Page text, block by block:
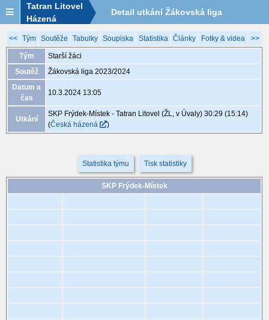
Tatran Litovel
Házená
Detail utkání Žákovská liga
2023/2024, XGB156, 10.3. 13:05
<< Tým Soutěže Tabulky Soupiska Statistika Články Fotky & videa >>
Tým
Starší žáci
Soutěž
Žákovská liga 2023/2024
Datum a
čas
10.3.2024 13:05
Utkání
SKP Frýdek-Místek - Tatran Litovel (ŽL, v Úvaly) 30:29 (15:14)
(Česká házená )
Statistika týmu Tisk statistiky
SKP Frýdek-Místek